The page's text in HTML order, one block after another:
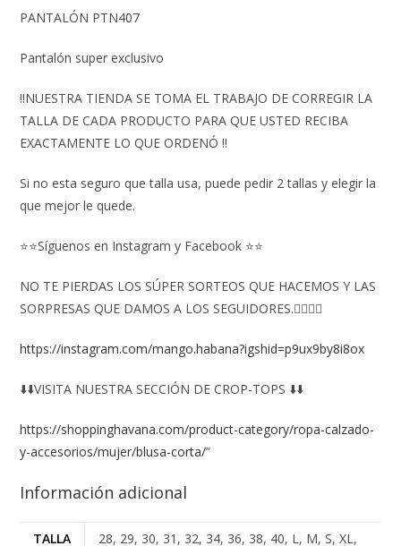
PANTALÓN PTN407
Pantalón super exclusivo
‼️NUESTRA TIENDA SE TOMA EL TRABAJO DE CORREGIR LA
TALLA DE CADA PRODUCTO PARA QUE USTED RECIBA
EXACTAMENTE LO QUE ORDENÓ ‼️
Si no esta seguro que talla usa, puede pedir 2 tallas y elegir la
que mejor le quede.
⭐⭐Síguenos en Instagram y Facebook ⭐⭐
NO TE PIERDAS LOS SÚPER SORTEOS QUE HACEMOS Y LAS
SORPRESAS QUE DAMOS A LOS SEGUIDORES.👇🏻👇🏻
https://instagram.com/mango.habana?igshid=p9ux9by8i8ox
⬇️⬇️VISITA NUESTRA SECCIÓN DE CROP-TOPS ⬇️⬇️
https://shoppinghavana.com/product-category/ropa-calzado-
y-accesorios/mujer/blusa-corta/”
Información adicional
TALLA 28, 29, 30, 31, 32, 34, 36, 38, 40, L, M, S, XL,